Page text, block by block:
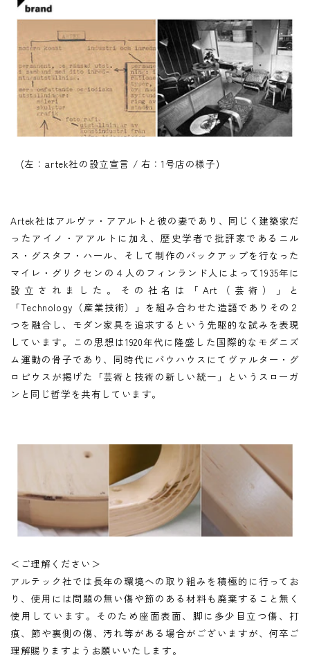
(左：artek社の設立宣言 / 右：1号店の様子)
Artek社はアルヴァ・アアルトと彼の妻であり、同じく建築家だ
ったアイノ・アアルトに加え、歴史学者で批評家であるニル
ス・グスタフ・ハール、そして制作のバックアップを行なった
マイレ・グリクセンの４人のフィンランド人によって1935年に
設立されました。その社名は「Art（芸術）」と
「Technology（産業技術）」を組み合わせた造語でありその２
つを融合し、モダン家具を追求するという先駆的な試みを表現
しています。この思想は1920年代に隆盛した国際的なモダニズ
ム運動の骨子であり、同時代にバウハウスにてヴァルター・グ
ロピウスが掲げた「芸術と技術の新しい統一」というスローガ
ンと同じ哲学を共有しています。
＜ご理解ください＞
アルテック社では長年の環境への取り組みを積極的に行ってお
り、使用には問題の無い傷や節のある材料も廃棄すること無く
使用しています。そのため座面表面、脚に多少目立つ傷、打
痕、節や裏側の傷、汚れ等がある場合がございますが、何卒ご
理解賜りますようお願いいたします。